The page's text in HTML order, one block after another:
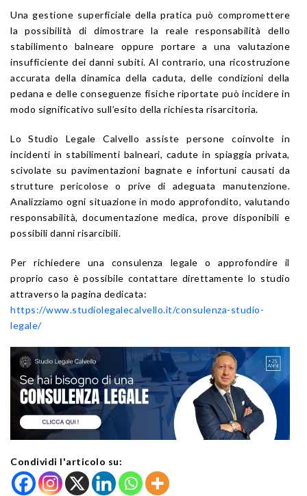
Una gestione superficiale della pratica può compromettere
la possibilità di dimostrare la reale responsabilità dello
stabilimento balneare oppure portare a una valutazione
insufficiente dei danni subiti. Al contrario, una ricostruzione
accurata della dinamica della caduta, delle condizioni della
pedana e delle conseguenze fisiche riportate può incidere in
modo significativo sull’esito della richiesta risarcitoria.
Lo Studio Legale Calvello assiste persone coinvolte in
incidenti in stabilimenti balneari, cadute in spiaggia privata,
scivolate su pavimentazioni bagnate e infortuni causati da
strutture pericolose o prive di adeguata manutenzione.
Analizziamo ogni situazione in modo approfondito, valutando
responsabilità, documentazione medica, prove disponibili e
possibili danni risarcibili.
Per richiedere una consulenza legale o approfondire il
proprio caso è possibile contattare direttamente lo studio
attraverso la pagina dedicata:
https://www.studiolegalecalvello.it/consulenza-studio-
legale/
Condividi l'articolo su: